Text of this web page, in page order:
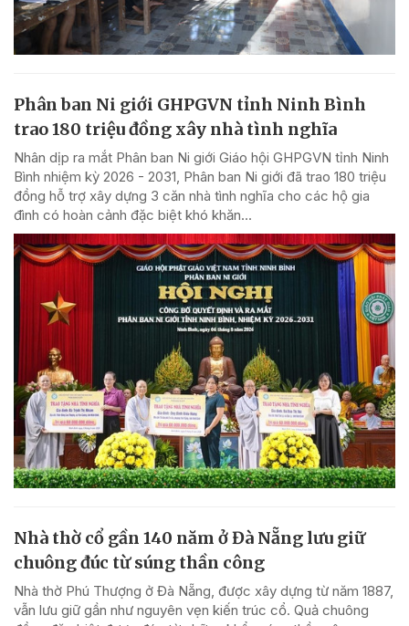
Phân ban Ni giới GHPGVN tỉnh Ninh Bình
trao 180 triệu đồng xây nhà tình nghĩa
Nhân dịp ra mắt Phân ban Ni giới Giáo hội GHPGVN tỉnh Ninh
Bình nhiệm kỳ 2026 - 2031, Phân ban Ni giới đã trao 180 triệu
đồng hỗ trợ xây dựng 3 căn nhà tình nghĩa cho các hộ gia
đình có hoàn cảnh đặc biệt khó khăn...
Nhà thờ cổ gần 140 năm ở Đà Nẵng lưu giữ
chuông đúc từ súng thần công
Nhà thờ Phú Thượng ở Đà Nẵng, được xây dựng từ năm 1887,
vẫn lưu giữ gần như nguyên vẹn kiến trúc cổ. Quả chuông